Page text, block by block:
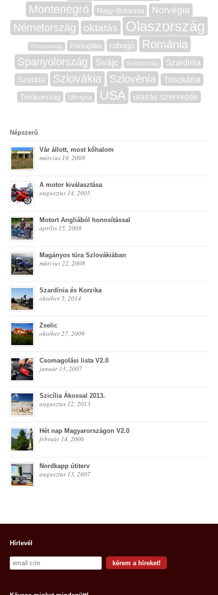
Montenegró Nagy-Britannia Norvégia
Németország oktatás Olaszország
Oroszország Portugália robogó Románia
Spanyolország Svájc Svédország
Szardínia
Szerbia
Szlovákia Szlovénia Toszkána
Törökország Ukrajna USA utazás szervezés
Népszerű
Vár állott, most kőhalom
március 19, 2008
A motor kiválasztása
augusztus 14, 2005
Motort Angliából honosítással
április 15, 2008
Magányos túra Szlovákiában
március 22, 2008
Szardínia és Korzika
október 5, 2014
Zselic
október 27, 2009
Csomagolási lista V2.0
január 13, 2007
Szicília Ákossal 2013.
augusztus 12, 2013
Hét nap Magyarországon V2.0
február 14, 2006
Nordkapp útiterv
augusztus 13, 2007
Hírlevél